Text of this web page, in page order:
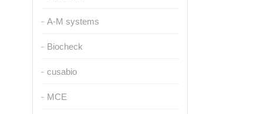
A-M systems
Biocheck
cusabio
MCE